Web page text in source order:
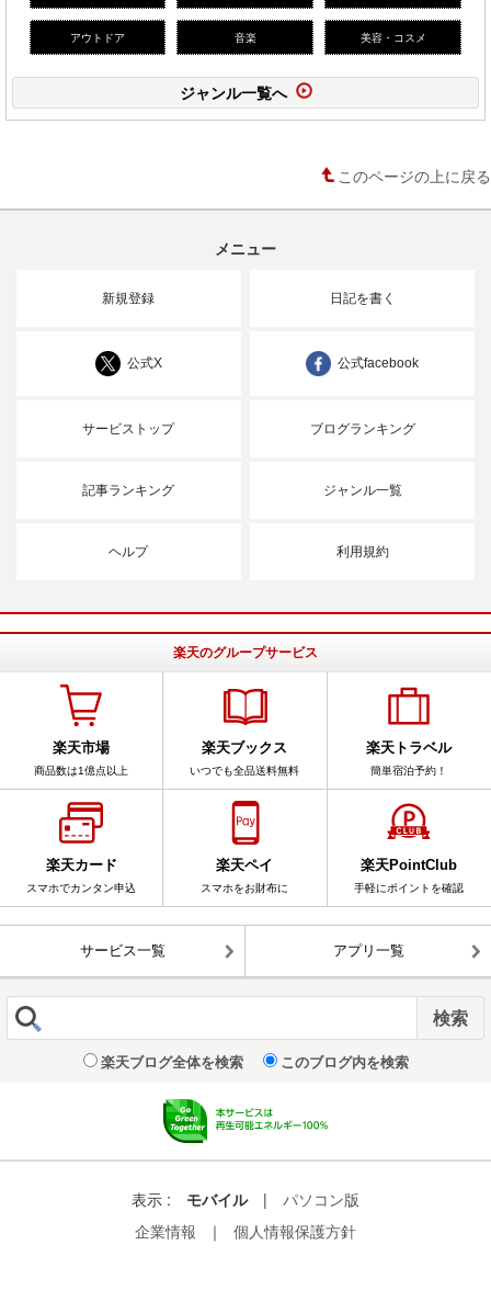
アウトドア 音楽 美容・コスメ
ジャンル一覧へ
このページの上に戻る
メニュー
新規登録 日記を書く
公式X 公式facebook
サービストップ ブログランキング
記事ランキング ジャンル一覧
ヘルプ 利用規約
楽天のグループサービス
楽天市場
商品数は1億点以上
楽天ブックス
いつでも全品送料無料
楽天トラベル
簡単宿泊予約！
楽天カード
スマホでカンタン申込
楽天ペイ
スマホをお財布に
楽天PointClub
手軽にポイントを確認
サービス一覧 アプリ一覧
楽天ブログ全体を検索 このブログ内を検索
表示 : モバイル |
パソコン版
企業情報
｜ 個人情報保護方針